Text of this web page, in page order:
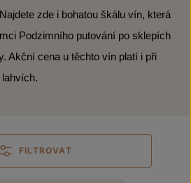
zde i bohatou škálu vín, která
Podzimního putování po sklepích
Akční cena u těchto vín platí i při
lahvích.
FILTROVAT